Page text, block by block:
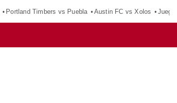
Portland Timbers vs Puebla Austin FC vs Xolos